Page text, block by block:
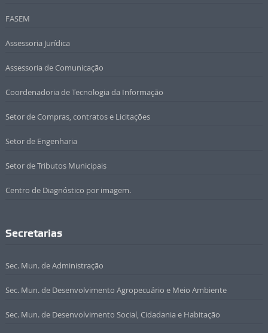
FASEM
Assessoria Jurídica
Assessoria de Comunicação
Coordenadoria de Tecnologia da Informação
Setor de Compras, contratos e Licitações
Setor de Engenharia
Setor de Tributos Municipais
Centro de Diagnóstico por imagem.
Secretarias
Sec. Mun. de Administração
Sec. Mun. de Desenvolvimento Agropecuário e Meio Ambiente
Sec. Mun. de Desenvolvimento Social, Cidadania e Habitação